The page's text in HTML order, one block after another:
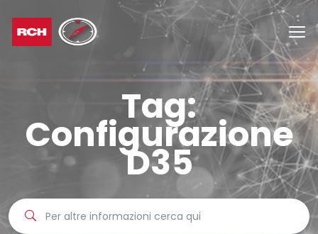
Tag:
Configurazione
D35